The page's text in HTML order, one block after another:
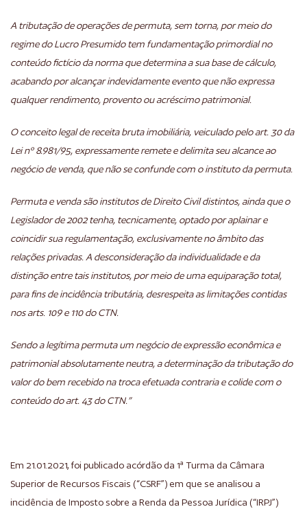
A tributação de operações de permuta, sem torna, por meio do
regime do Lucro Presumido tem fundamentação primordial no
conteúdo fictício da norma que determina a sua base de cálculo,
acabando por alcançar indevidamente evento que não expressa
qualquer rendimento, provento ou acréscimo patrimonial.
O conceito legal de receita bruta imobiliária, veiculado pelo art. 30 da
Lei nº 8.981/95, expressamente remete e delimita seu alcance ao
negócio de venda, que não se confunde com o instituto da permuta.
Permuta e venda são institutos de Direito Civil distintos, ainda que o
Legislador de 2002 tenha, tecnicamente, optado por aplainar e
coincidir sua regulamentação, exclusivamente no âmbito das
relações privadas. A desconsideração da individualidade e da
distinção entre tais institutos, por meio de uma equiparação total,
para fins de incidência tributária, desrespeita as limitações contidas
nos arts. 109 e 110 do CTN.
Sendo a legítima permuta um negócio de expressão econômica e
patrimonial absolutamente neutra, a determinação da tributação do
valor do bem recebido na troca efetuada contraria e colide com o
conteúdo do art. 43 do CTN.”
Em 21.01.2021, foi publicado acórdão da 1ª Turma da Câmara
Superior de Recursos Fiscais (“CSRF”) em que se analisou a
incidência de Imposto sobre a Renda da Pessoa Jurídica (“IRPJ”)